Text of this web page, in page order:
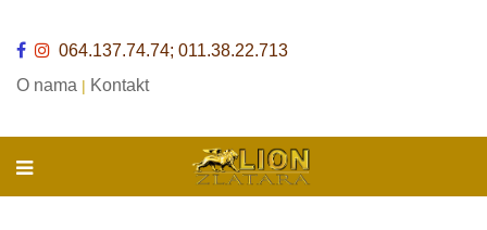
064.137.74.74; 011.38.22.713
O nama | Kontakt